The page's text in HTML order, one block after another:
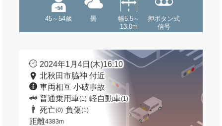
45～54歳 曇
幅5.5～
13.0m
押ボタン式
信号
2024年1月4日(木)16:10
北秋田市脇神 付近
車両相互 小破事故
普通乗用車(1) 軽自動車(1)
死亡(0) 負傷(1)
距離4383m